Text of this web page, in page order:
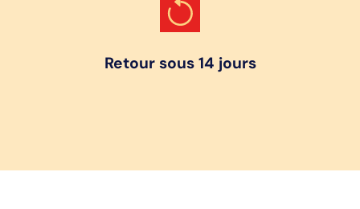
Retour sous 14 jours